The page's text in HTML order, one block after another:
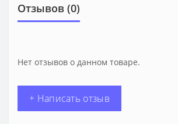
Отзывов (0)
Нет отзывов о данном товаре.
+ Написать отзыв